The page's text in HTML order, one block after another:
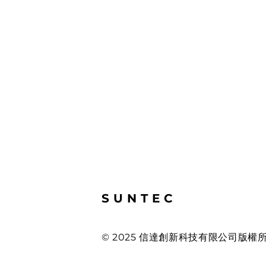
SUNTEC
© 2025 信達創新科技有限公司版權所